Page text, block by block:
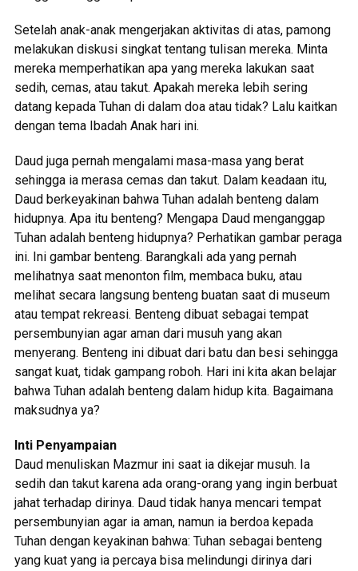
Setelah anak-anak mengerjakan aktivitas di atas, pamong
melakukan diskusi singkat tentang tulisan mereka. Minta
mereka memperhatikan apa yang mereka lakukan saat
sedih, cemas, atau takut. Apakah mereka lebih sering
datang kepada Tuhan di dalam doa atau tidak? Lalu kaitkan
dengan tema Ibadah Anak hari ini.
Daud juga pernah mengalami masa-masa yang berat
sehingga ia merasa cemas dan takut. Dalam keadaan itu,
Daud berkeyakinan bahwa Tuhan adalah benteng dalam
hidupnya. Apa itu benteng? Mengapa Daud menganggap
Tuhan adalah benteng hidupnya? Perhatikan gambar peraga
ini. Ini gambar benteng. Barangkali ada yang pernah
melihatnya saat menonton film, membaca buku, atau
melihat secara langsung benteng buatan saat di museum
atau tempat rekreasi. Benteng dibuat sebagai tempat
persembunyian agar aman dari musuh yang akan
menyerang. Benteng ini dibuat dari batu dan besi sehingga
sangat kuat, tidak gampang roboh. Hari ini kita akan belajar
bahwa Tuhan adalah benteng dalam hidup kita. Bagaimana
maksudnya ya?
Inti Penyampaian
Daud menuliskan Mazmur ini saat ia dikejar musuh. Ia
sedih dan takut karena ada orang-orang yang ingin berbuat
jahat terhadap dirinya. Daud tidak hanya mencari tempat
persembunyian agar ia aman, namun ia berdoa kepada
Tuhan dengan keyakinan bahwa: Tuhan sebagai benteng
yang kuat yang ia percaya bisa melindungi dirinya dari